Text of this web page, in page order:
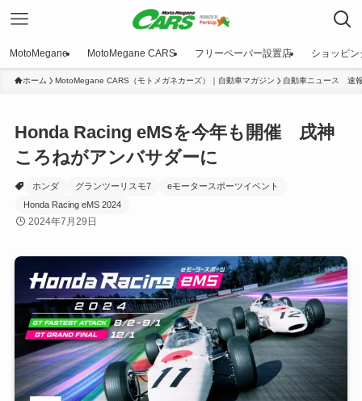
MotoMegane MotoMegane CARS フリーペーパー設置店 ショッピン
ホーム MotoMegane CARS（モトメガネカーズ）｜自動車マガジン 自動車ニュース 速
Honda Racing eMSを今年も開催 戌神
ころねがアンバサダーに
ホンダ グランツーリスモ7
eモータースポーツイベント
Honda Racing eMS 2024
2024年7月29日